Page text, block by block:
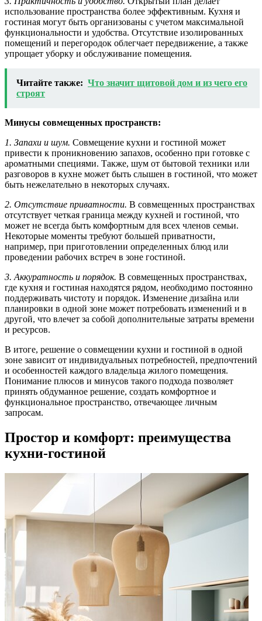
использование пространства более эффективным. Кухня и
гостиная могут быть организованы с учетом максимальной
функциональности и удобства. Отсутствие изолированных
помещений и перегородок облегчает передвижение, а также
упрощает уборку и обслуживание помещения.
Читайте также: Что значит щитовой дом и из чего его
строят
Минусы совмещенных пространств:
1. Запахи и шум. Совмещение кухни и гостиной может
привести к проникновению запахов, особенно при готовке с
ароматными специями. Также, шум от бытовой техники или
разговоров в кухне может быть слышен в гостиной, что может
быть нежелательно в некоторых случаях.
2. Отсутствие приватности. В совмещенных пространствах
отсутствует четкая граница между кухней и гостиной, что
может не всегда быть комфортным для всех членов семьи.
Некоторые моменты требуют большей приватности,
например, при приготовлении определенных блюд или
проведении рабочих встреч в зоне гостиной.
3. Аккуратность и порядок. В совмещенных пространствах,
где кухня и гостиная находятся рядом, необходимо постоянно
поддерживать чистоту и порядок. Изменение дизайна или
планировки в одной зоне может потребовать изменений и в
другой, что влечет за собой дополнительные затраты времени
и ресурсов.
В итоге, решение о совмещении кухни и гостиной в одной
зоне зависит от индивидуальных потребностей, предпочтений
и особенностей каждого владельца жилого помещения.
Понимание плюсов и минусов такого подхода позволяет
принять обдуманное решение, создать комфортное и
функциональное пространство, отвечающее личным
запросам.
Простор и комфорт: преимущества
кухни-гостиной